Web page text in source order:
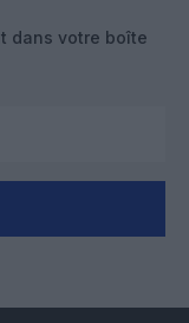
dans votre boîte